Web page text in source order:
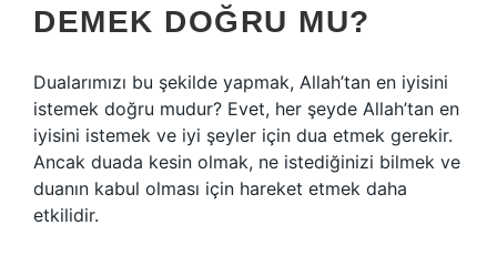
DEMEK DOĞRU MU?
Dualarımızı bu şekilde yapmak, Allah’tan en iyisini
istemek doğru mudur? Evet, her şeyde Allah’tan en
iyisini istemek ve iyi şeyler için dua etmek gerekir.
Ancak duada kesin olmak, ne istediğinizi bilmek ve
duanın kabul olması için hareket etmek daha
etkilidir.